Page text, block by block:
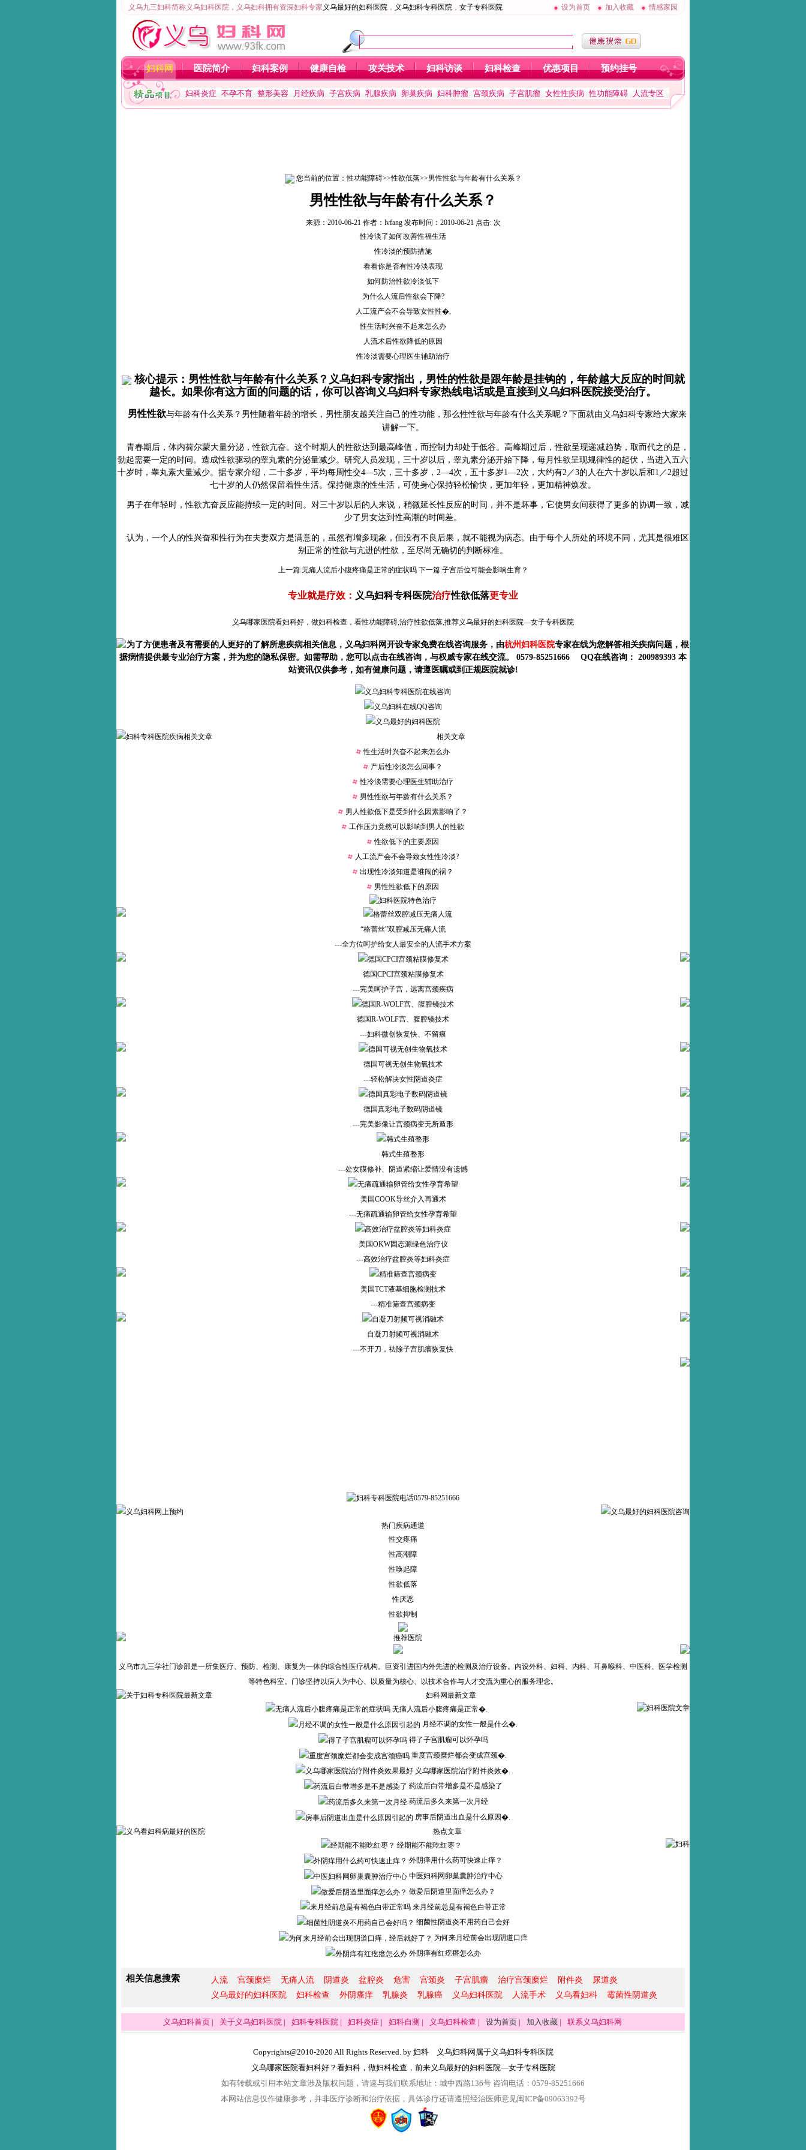
义乌九三妇科简称义乌妇科医院，义乌妇科拥有资深妇科专家 义乌最好的妇科医院 ， 义乌妇科专科医院 ， 女子专科医院 情感家园
加入收藏
设为首页
妇科网 医院简介 妇科案例 健康自检 攻关技术 妇科访谈 妇科检查 优惠项目 预约挂号
妇科炎症 不孕不育 整形美容 月经疾病 子宫疾病 乳腺疾病 卵巢疾病 妇科肿瘤 宫颈疾病 子宫肌瘤 女性性疾病 性功能障碍 人流专区
您当前的位置：性功能障碍>>性欲低落>>男性性欲与年龄有什么关系？
男性性欲与年龄有什么关系？
来源：2010-06-21 作者：lvfang 发布时间：2010-06-21 点击: 次
性冷淡了如何改善性福生活
性冷淡的预防措施
看看你是否有性冷淡表现
如何防治性欲冷淡低下
为什么人流后性欲会下降?
人工流产会不会导致女性性�.
性生活时兴奋不起来怎么办
人流术后性欲降低的原因
性冷淡需要心理医生辅助治疗
核心提示： 男性性欲与年龄有什么关系？义乌妇科专家指出，男性的性欲是跟年龄是挂钩的，年龄越大反应的时间就
越长。如果你有这方面的问题的话，你可以咨询义乌妇科专家热线电话或是直接到义乌妇科医院接受治疗。
男性性欲与年龄有什么关系？男性随着年龄的增长，男性朋友越关注自己的性功能，那么性性欲与年龄有什么关系呢？下面就由义乌妇科专家给大家来
讲解一下。
青春期后，体内荷尔蒙大量分泌，性欲亢奋。这个时期人的性欲达到最高峰值，而控制力却处于低谷。高峰期过后，性欲呈现递减趋势，取而代之的是，
勃起需要一定的时间。造成性欲驱动的睾丸素的分泌量减少。研究人员发现，三十岁以后，睾丸素分泌开始下降，每月性欲呈现规律性的起伏，当进入五六
十岁时，睾丸素大量减少。据专家介绍，二十多岁，平均每周性交4—5次，三十多岁，2—4次，五十多岁1—2次，大约有2／3的人在六十岁以后和1／2超过
七十岁的人仍然保留着性生活。保持健康的性生活，可使身心保持轻松愉快，更加年轻，更加精神焕发。
男子在年轻时，性欲亢奋反应能持续一定的时间。对三十岁以后的人来说，稍微延长性反应的时间，并不是坏事，它使男女间获得了更多的协调一致，减
少了男女达到性高潮的时间差。
认为，一个人的性兴奋和性行为在夫妻双方是满意的，虽然有增多现象，但没有不良后果，就不能视为病态。由于每个人所处的环境不同，尤其是很难区
别正常的性欲与亢进的性欲，至尽尚无确切的判断标准。
上一篇:无痛人流后小腹疼痛是正常的症状吗下一篇:子宫后位可能会影响生育？
专业就是疗效： 义乌妇科专科医院治疗性欲低落更专业
义乌哪家医院看妇科好 ，做妇科检查 ，看性功能障碍 ,治疗性欲低落 ,推荐义乌最好的妇科医院—女子专科医院
为了方便患者及有需要的人更好的了解所患疾病相关信息，义乌妇科网开设专家免费在线咨询服务，由杭州妇科医院专家在线为您解答相关疾病问题，根
据病情提供最专业治疗方案，并为您的隐私保密。如需帮助，您可以点击在线咨询，与权威专家在线交流。 0579-85251666 QQ在线咨询： 200989393 本
站资讯仅供参考，如有健康问题，请遵医嘱或到正规医院就诊!
相关文章
性生活时兴奋不起来怎么办
产后性冷淡怎么回事？
性冷淡需要心理医生辅助治疗
男性性欲与年龄有什么关系？
男人性欲低下是受到什么因素影响了？
工作压力竟然可以影响到男人的性欲
性欲低下的主要原因
人工流产会不会导致女性性冷淡?
出现性冷淡知道是谁闯的祸？
男性性欲低下的原因
“格蕾丝”双腔减压无痛人流
---全方位呵护给女人最安全的人流手术方案
德国CPCI宫颈粘膜修复术
---完美呵护子宫，远离宫颈疾病
德国R-WOLF宫、腹腔镜技术
---妇科微创恢复快、不留痕
德国可视无创生物氧技术
---轻松解决女性阴道炎症
德国真彩电子数码阴道镜
---完美影像让宫颈病变无所遁形
韩式生殖整形
---处女膜修补、阴道紧缩让爱情没有遗憾
美国COOK导丝介入再通术
---无痛疏通输卵管给女性孕育希望
美国OKW固态源绿色治疗仪
---高效治疗盆腔炎等妇科炎症
美国TCT液基细胞检测技术
---精准筛查宫颈病变
自凝刀射频可视消融术
---不开刀，祛除子宫肌瘤恢复快
热门疾病通道
性交疼痛
性高潮障
性唤起障
性欲低落
性厌恶
性欲抑制
推荐医院
义乌市九三学社门诊部是一所集医疗、预防、检测、康复为一体的综合性医疗机构。巨资引进国内外先进的检测及治疗设备。内设外科、妇科、内科、耳鼻喉科、中医科、医学检测
等特色科室。门诊坚持以病人为中心、以质量为核心、以技术合作与人才交流为重心的服务理念。
妇科网最新文章
无痛人流后小腹疼痛是正常�.
月经不调的女性一般是什么�.
得了子宫肌瘤可以怀孕吗
重度宫颈糜烂都会变成宫颈�.
义乌哪家医院治疗附件炎效�.
药流后白带增多是不是感染了
药流后多久来第一次月经
房事后阴道出血是什么原因�.
热点文章
经期能不能吃红枣？
外阴痒用什么药可快速止痒？
中医妇科网卵巢囊肿治疗中心
做爱后阴道里面痒怎么办？
来月经前总是有褐色白带正常
细菌性阴道炎不用药自己会好
为何来月经前会出现阴道口痒
外阴痒有红疙瘩怎么办
相关信息搜索 人流 宫颈糜烂 无痛人流 阴道炎 盆腔炎 危害 宫颈炎 子宫肌瘤 治疗宫颈糜烂 附件炎
尿道炎
义乌最好的妇科医院
妇科检查 外阴瘙痒 乳腺炎 乳腺癌 义乌妇科医院 人流手术 义乌看妇科 霉菌性阴道炎
义乌妇科首页 | 关于义乌妇科医院 | 妇科专科医院 | 妇科炎症 | 妇科自测 | 义乌妇科检查 | 设为首页 | 加入收藏 | 联系义乌妇科网
Copyrights@2010-2020 All Rights Reserved. by 妇科 义乌妇科网 属于义乌妇科专科医院
义乌哪家医院看妇科好？看妇科，做妇科检查 ，前来义乌最好的妇科医院—女子专科医院
如有转载或引用本站文章涉及版权问题，请速与我们联系地址：城中西路136号 咨询电话：0579-85251666
本网站信息仅作健康参考，并非医疗诊断和治疗依据，具体诊疗还请遵照经治医师意见闽ICP备09063392号